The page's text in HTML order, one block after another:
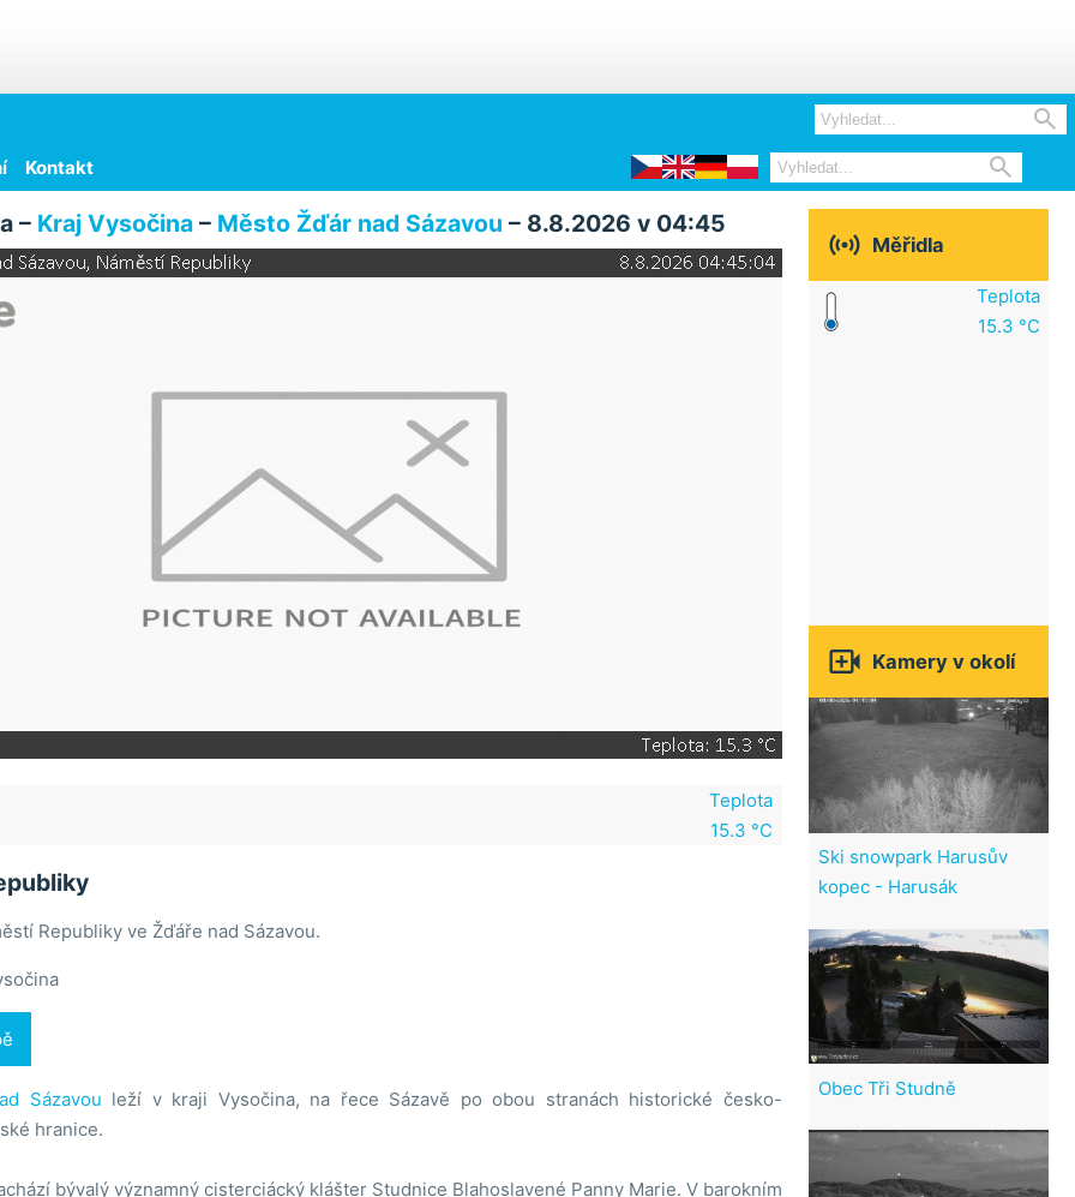

Kontakt 
– Kraj Vysočina– Město Žďár nad Sázavou – 8.8.2026 v 04:45
Teplota
15.3 °C
Republiky ve Žďáře nad Sázavou.
Sázavou leží v kraji Vysočina, na řece Sázavě po obou stranách historické česko-
hranice.
bývalý významný cisterciácký klášter Studnice Blahoslavené Panny Marie. V barokním
 Měřidla
Teplota
15.3 °C
 Kamery v okolí
Ski snowpark Harusův
kopec - Harusák
Obec Tři Studně